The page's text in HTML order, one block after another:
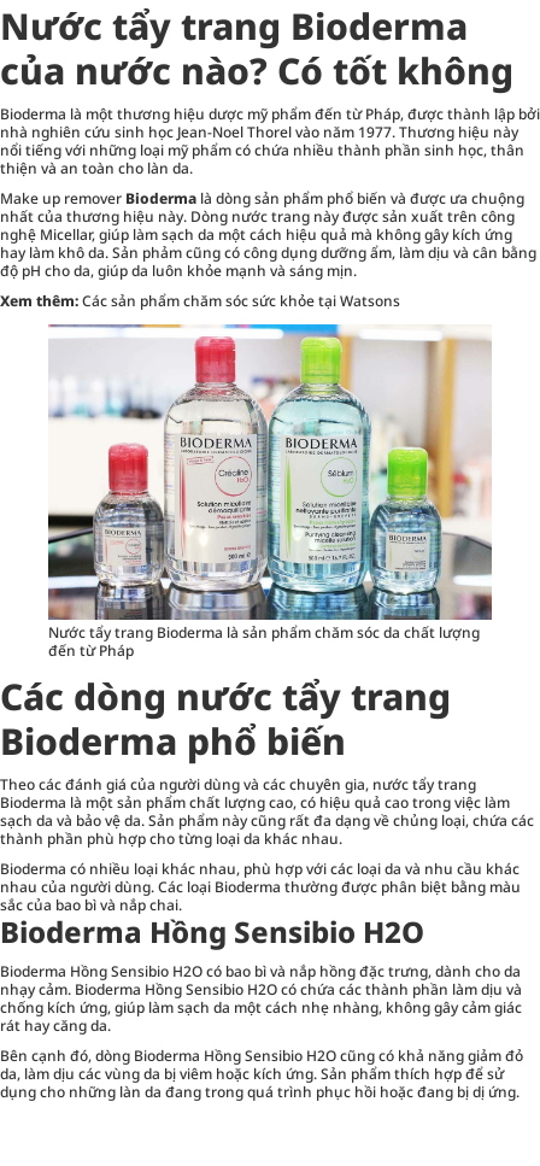
Nước tẩy trang Bioderma
của nước nào? Có tốt không
Bioderma là một thương hiệu dược mỹ phẩm đến từ Pháp, được thành lập bởi
nhà nghiên cứu sinh học Jean-Noel Thorel vào năm 1977. Thương hiệu này
nổi tiếng với những loại mỹ phẩm có chứa nhiều thành phần sinh học, thân
thiện và an toàn cho làn da.
Make up remover Bioderma là dòng sản phẩm phổ biến và được ưa chuộng
nhất của thương hiệu này. Dòng nước trang này được sản xuất trên công
nghệ Micellar, giúp làm sạch da một cách hiệu quả mà không gây kích ứng
hay làm khô da. Sản phảm cũng có công dụng dưỡng ẩm, làm dịu và cân bằng
độ pH cho da, giúp da luôn khỏe mạnh và sáng mịn.
Xem thêm:Các sản phẩm chăm sóc sức khỏe tại Watsons
Nước tẩy trang Bioderma là sản phẩm chăm sóc da chất lượng
đến từ Pháp
Các dòng nước tẩy trang
Bioderma phổ biến
Theo các đánh giá của người dùng và các chuyên gia, nước tẩy trang
Bioderma là một sản phẩm chất lượng cao, có hiệu quả cao trong việc làm
sạch da và bảo vệ da. Sản phẩm này cũng rất đa dạng về chủng loại, chứa các
thành phần phù hợp cho từng loại da khác nhau.
Bioderma có nhiều loại khác nhau, phù hợp với các loại da và nhu cầu khác
nhau của người dùng. Các loại Bioderma thường được phân biệt bằng màu
sắc của bao bì và nắp chai.
Bioderma Hồng Sensibio H2O
Bioderma Hồng Sensibio H2O có bao bì và nắp hồng đặc trưng, dành cho da
nhạy cảm. Bioderma Hồng Sensibio H2O có chứa các thành phần làm dịu và
chống kích ứng, giúp làm sạch da một cách nhẹ nhàng, không gây cảm giác
rát hay căng da.
Bên cạnh đó, dòng Bioderma Hồng Sensibio H2O cũng có khả năng giảm đỏ
da, làm dịu các vùng da bị viêm hoặc kích ứng. Sản phẩm thích hợp để sử
dụng cho những làn da đang trong quá trình phục hồi hoặc đang bị dị ứng.